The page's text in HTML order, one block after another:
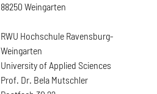
88250 Weingarten
RWU Hochschule Ravensburg-
Weingarten
University of Applied Sciences
Prof. Dr. Bela Mutschler